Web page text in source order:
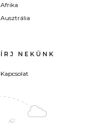
Afrika
Ausztrália
ÍRJ NEKÜNK
Kapcsolat